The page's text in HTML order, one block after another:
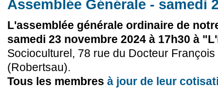
Assemblée Générale - samedi
L'assemblée générale ordinaire de
samedi 23 novembre 2024 à 17h30 à
Socioculturel, 78 rue du Docteur
(Robertsau).
Tous les membres à jour de leur